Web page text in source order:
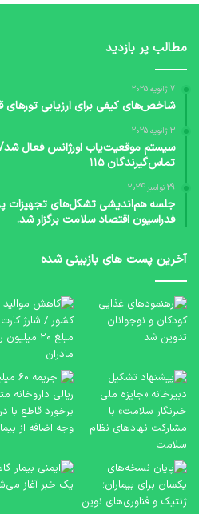
مطالب پر بازدید
7 ژانویه 2025
شاخص‌های کیفی برای ارزیابی
3 ژانویه 2025
سیستم موقعیت‌یاب اورژانس فعال
تماس‌گیرندگان ۱۱۵
29 نوامبر 2024
جلسه هم‌اندیشی تشکل‌های تجهیزات
فدراسیون اقتصاد سلامت برگزار شد.
آخرین پست های بازبینی شده